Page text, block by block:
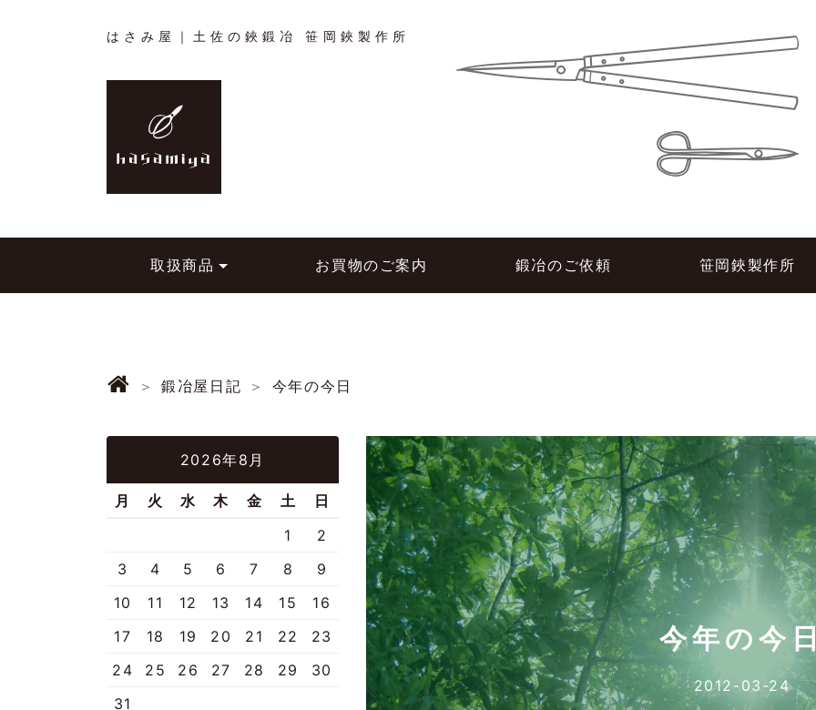
はさみ屋｜土佐の鋏鍛冶 笹岡鋏製作所
取扱商品 お買物のご案内 鍛冶のご依頼 笹岡鋏製作所
鍛冶屋日記 今年の今日
今年の今
2012-03-24
2026年8月
月 火 水 木 金 土 日
1
2
3
4 5 6 7 8
9
10
11 12 13 14 15
16
17
18 19 20 21 22
23
24
25 26 27 28 29
30
31